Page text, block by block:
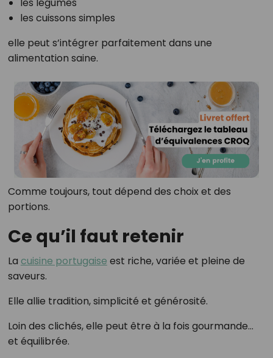
les légumes
les cuissons simples
elle peut s’intégrer parfaitement dans une
alimentation saine.
Comme toujours, tout dépend des choix et des
portions.
Ce qu’il faut retenir
La cuisine portugaise est riche, variée et pleine de
saveurs.
Elle allie tradition, simplicité et générosité.
Loin des clichés, elle peut être à la fois gourmande…
et équilibrée.